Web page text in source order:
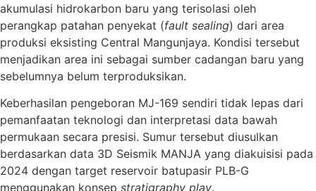
akumulasi hidrokarbon baru yang terisolasi oleh
perangkap patahan penyekat (fault sealing) dari area
produksi eksisting Central Mangunjaya. Kondisi tersebut
menjadikan area ini sebagai sumber cadangan baru yang
sebelumnya belum terproduksikan.
Keberhasilan pengeboran MJ-169 sendiri tidak lepas dari
pemanfaatan teknologi dan interpretasi data bawah
permukaan secara presisi. Sumur tersebut diusulkan
berdasarkan data 3D Seismik MANJA yang diakuisisi pada
2024 dengan target reservoir batupasir PLB-G
menggunakan konsep stratigraphy play.